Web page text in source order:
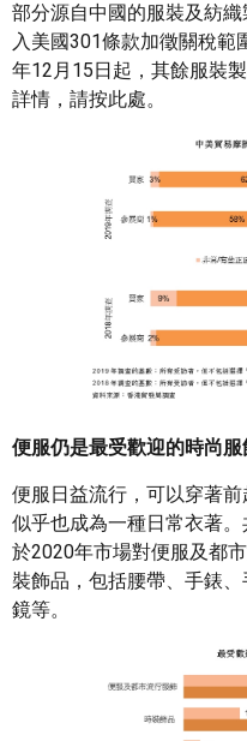
部分源自中國的服裝及紡
入美國301條款加徵關稅範
年12月15日起，其餘服裝
詳情，請按此處。
便服仍是最受歡迎的時尚服
便服日益流行，可以穿著
似乎也成為一種日常衣著。
於2020年市場對便服及都
裝飾品，包括腰帶、手錶
鏡等。